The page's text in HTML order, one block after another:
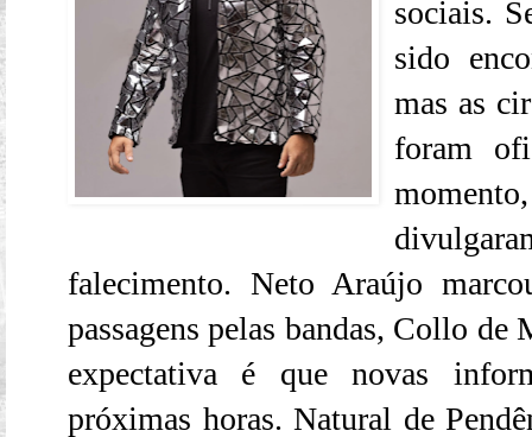
sociais.
sido
mas as
foram
falecimento. Neto Araújo
passagens pelas bandas, Collo
expectativa é que novas
próximas horas. Natural de